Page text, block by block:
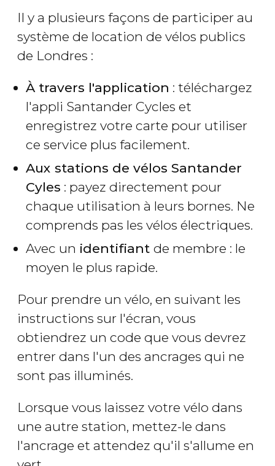
Il y a plusieurs façons de participer au
système de location de vélos publics
de Londres :
À travers l'application : téléchargez
l'appli Santander Cycles et
enregistrez votre carte pour utiliser
ce service plus facilement.
Aux stations de vélos Santander
Cyles : payez directement pour
chaque utilisation à leurs bornes. Ne
comprends pas les vélos électriques.
Avec un identifiant de membre : le
moyen le plus rapide.
Pour prendre un vélo, en suivant les
instructions sur l'écran, vous
obtiendrez un code que vous devrez
entrer dans l'un des ancrages qui ne
sont pas illuminés.
Lorsque vous laissez votre vélo dans
une autre station, mettez-le dans
l'ancrage et attendez qu'il s'allume en